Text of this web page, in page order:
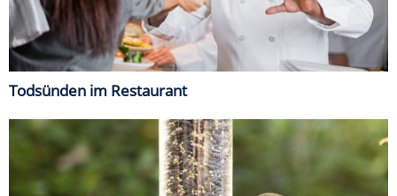
Todsünden im Restaurant